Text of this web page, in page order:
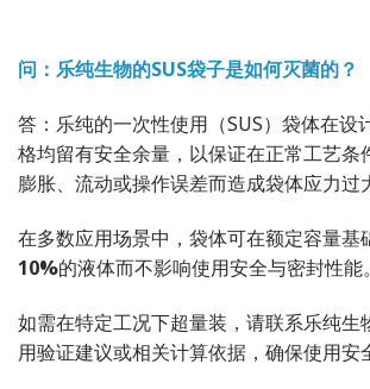
问：乐纯生物的SUS袋子是如何灭菌的？
答：乐纯的一次性使用（SUS）袋体在设
格均留有安全余量，以保证在正常工艺条
膨胀、流动或操作误差而造成袋体应力过
在多数应用场景中，袋体可在额定容量基
10%的液体而不影响使用安全与密封性能。
如需在特定工况下超量装，请联系乐纯生
用验证建议或相关计算依据，确保使用安